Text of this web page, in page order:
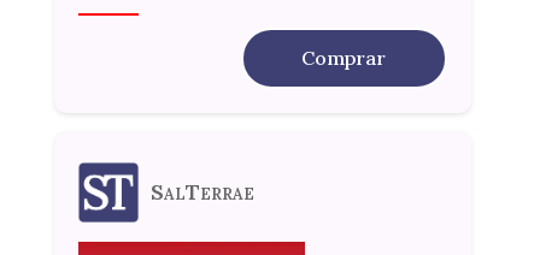
Comprar
SalTerrae